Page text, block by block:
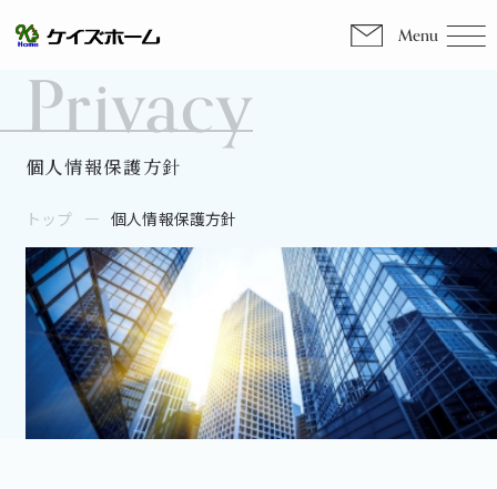
Menu
Privacy
個人情報保護方針
トップ 個人情報保護方針